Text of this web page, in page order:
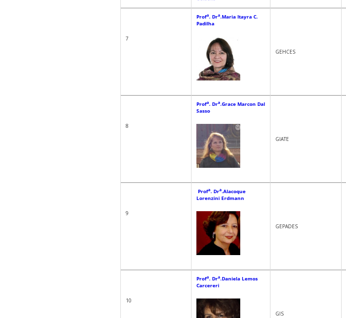
7
Profa. Dra.Maria Itayra C.
Padilha
GEHCES
8
Profa. Dra.Grace Marcon Dal
Sasso
GIATE
9
Profa. Dra.Alacoque
Lorenzini Erdmann
GEPADES
10
Profa. Dra.Daniela Lemos
Carcereri
GIS